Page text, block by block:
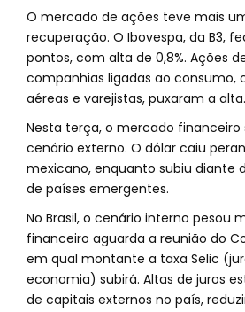
O mercado de ações teve mais
recuperação. O Ibovespa, da B3,
pontos, com alta de 0,8%. Ações
companhias ligadas ao consumo,
aéreas e varejistas, puxaram a alta.
Nesta terça, o mercado financeiro
cenário externo. O dólar caiu
mexicano, enquanto subiu diante
de países emergentes.
No Brasil, o cenário interno pesou
financeiro aguarda a reunião do
em qual montante a taxa Selic
economia) subirá. Altas de juros
de capitais externos no país,